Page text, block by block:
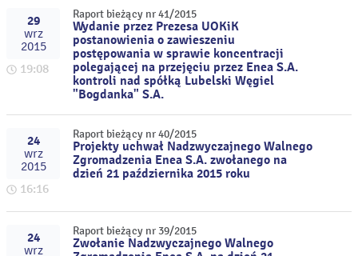
29
wrz
2015
19:08
Raport bieżący nr 41/2015
Wydanie przez Prezesa UOKiK
postanowienia o zawieszeniu
postępowania w sprawie koncentracji
polegającej na przejęciu przez Enea S.A.
kontroli nad spółką Lubelski Węgiel
"Bogdanka" S.A.
24
wrz
2015
16:16
Raport bieżący nr 40/2015
Projekty uchwał Nadzwyczajnego Walnego
Zgromadzenia Enea S.A. zwołanego na
dzień 21 października 2015 roku
24
wrz
Raport bieżący nr 39/2015
Zwołanie Nadzwyczajnego Walnego